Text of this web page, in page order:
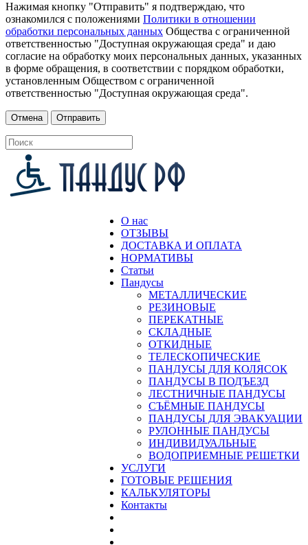
Нажимая кнопку "Отправить" я подтверждаю, что
ознакомился с положениями Политики в отношении
обработки персональных данных Общества с ограниченной
ответственностью "Доступная окружающая среда" и даю
согласие на обработку моих персональных данных, указанных
в форме обращения, в соответствии с порядком обработки,
установленным Обществом с ограниченной
ответственностью "Доступная окружающая среда".
О нас
ОТЗЫВЫ
ДОСТАВКА И ОПЛАТА
НОРМАТИВЫ
Статьи
Пандусы
МЕТАЛЛИЧЕСКИЕ
РЕЗИНОВЫЕ
ПЕРЕКАТНЫЕ
СКЛАДНЫЕ
ОТКИДНЫЕ
ТЕЛЕСКОПИЧЕСКИЕ
ПАНДУСЫ ДЛЯ КОЛЯСОК
ПАНДУСЫ В ПОДЪЕЗД
ЛЕСТНИЧНЫЕ ПАНДУСЫ
CЪЁМНЫЕ ПАНДУСЫ
ПАНДУСЫ ДЛЯ ЭВАКУАЦИИ
РУЛОННЫЕ ПАНДУСЫ
ИНДИВИДУАЛЬНЫЕ
ВОДОПРИЕМНЫЕ РЕШЕТКИ
УСЛУГИ
ГОТОВЫЕ РЕШЕНИЯ
КАЛЬКУЛЯТОРЫ
Контакты